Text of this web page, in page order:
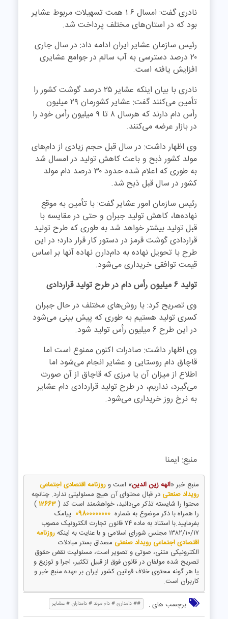
نادری گفت: امسال ۱.۶ همت تسهیلات مربوط عشایر
بود که در استان‌های مختلف پرداخت شد.
رئیس سازمان عشایر ایران ادامه داد: در سال جاری
۲۰ درصد دسترسی به آب سالم در جوامع عشایری
افزایش یافته است.
نادری با بیان اینکه عشایر ۲۵ درصد گوشت کشور را
تأمین می‌کنند گفت: عشایر کشورمان ۲۹ میلیون
رأس دام دارند که هرسال ۸ تا ۹ میلیون رأس خود را
در بازار عرضه می‌کنند.
وی اظهار داشت: در سال قبل حجم زیادی از دام‌های
مولد کشور ذبح و باعث کاهش تولید در امسال شد
به طوری که اعلام شده حدود ۳۰ درصد دام مولد
کشور در سال قبل ذبح شد.
رئیس سازمان امور عشایر گفت: با تأمین به موقع
نهاده‌ها، کاهش تولید جبران و حتی در مقایسه با
قبل تولید بیشتر خواهد شد به طوری که طرح تولید
قراردادی گوشت قرمز در دستور کار قرار دارد؛ در این
طرح با تحویل نهاده به دام‌دارن نهاده آنها بر اساس
قیمت توافقی خریداری می‌شود.
تولید ۶ میلیون رأس دام در طرح تولید قراردادی
وی تصریح کرد: با روش‌های مختلف در حال جبران
کسری تولید هستیم به طوری که پیش بینی می‌شود
در این طرح ۶ میلیون رأس تولید شود.
وی اظهار داشت: صادرات اکنون ممنوع است اما
قاچاق دام روستایی و عشایر انجام می‌شود اما
اطلاع از میزان آن یا مرزی که قاچاق از آن صورت
می‌گیرد، نداریم، در طرح تولید قراردادی دام عشایر
به نرخ روز خریداری می‌شود.
منبع: ایمنا
منبع خبر «الهه زین الدین» است وروزنامه اقتصادی اجتماعی
رویداد صنعتی در قبال محتوای آن هیچ مسئولیتی ندارد. چنانچه
محتوا را شایسته تذکر می‌دانید، خواهشمند است کد (12663
)
را همراه با ذکر موضوع به شماره 09800000000
پیامک
بفرمایید.با استناد به ماده ۷۴ قانون تجارت الکترونیک مصوب
۱۳۸۲/۱۰/۱۷ مجلس شورای اسلامی و با عنایت به اینکه
روزنامه
اقتصادی اجتماعی رویداد صنعتی مصداق بستر مبادلات
الکترونیکی متنی، صوتی و تصویر است، مسئولیت نقض حقوق
تصریح شده مولفان در قانون فوق از قبیل تکثیر، اجرا و توزیع و
یا هر گونه محتوی خلاف قوانین کشور ایران بر عهده منبع خبر و
کاربران است.
برچسب های : ## دامداری # دام مولد # دامداران # عشایر